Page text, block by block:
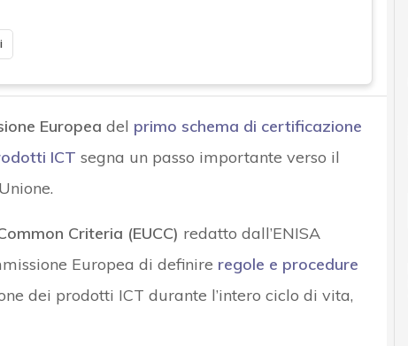
Europea del primo schema di certificazione
ICT segna un passo importante verso il
Criteria (EUCC) redatto dall’ENISA
Europea di definire regole e procedure
dei prodotti ICT durante l’intero ciclo di vita,